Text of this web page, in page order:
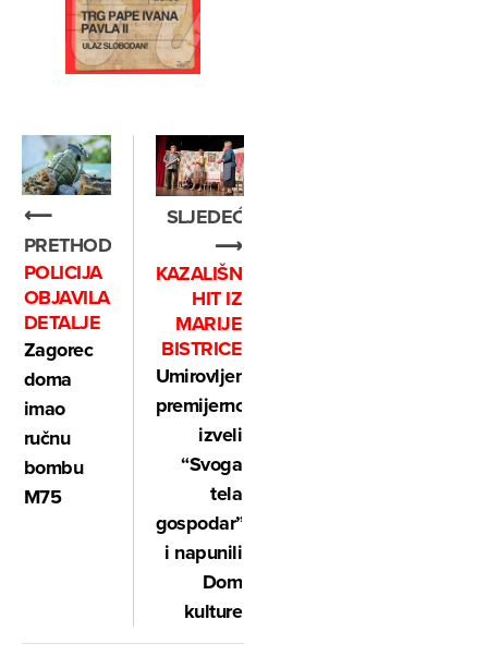
⟵
PRETHODNO
POLICIJA
OBJAVILA
DETALJE
Zagorec
doma
imao
ručnu
bombu
M75
SLJEDEĆE
⟶
KAZALIŠNI
HIT IZ
MARIJE
BISTRICE
Umirovljenici
premijerno
izveli
“Svoga
tela
gospodar”
i napunili
Dom
kulture